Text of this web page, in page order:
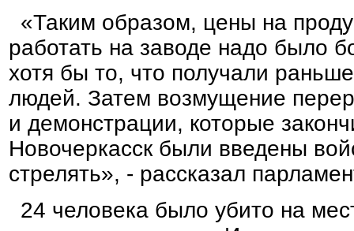
«Таким образом, цены на
работать на заводе надо было
хотя бы то, что получали
людей. Затем возмущение
и демонстрации, которые
Новочеркасск были введены
стрелять», - рассказал
24 человека было убито на